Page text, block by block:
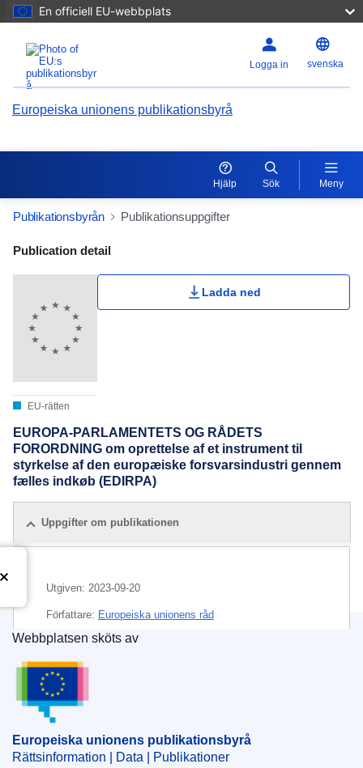
En officiell EU-webbplats
Logga in svenska
Europeiska unionens publikationsbyrå
Hjälp Sök Meny
Publikationsbyrån Publikationsuppgifter
Publication Detail Actions Portlet
Publication detail
EU-rätten
Ladda ned
EUROPA-PARLAMENTETS OG RÅDETS
FORORDNING om oprettelse af et instrument til
styrkelse af den europæiske forsvarsindustri gennem
fælles indkøb (EDIRPA)
Uppgifter om publikationen
Utgiven: 2023-09-20
Författare: Europeiska unionens råd
IMMC : PE 40 2023 INIT
Europeiska unionens publikationsbyrå
Webbplatsen sköts av
Europeiska unionens publikationsbyrå
Rättsinformation | Data | Publikationer